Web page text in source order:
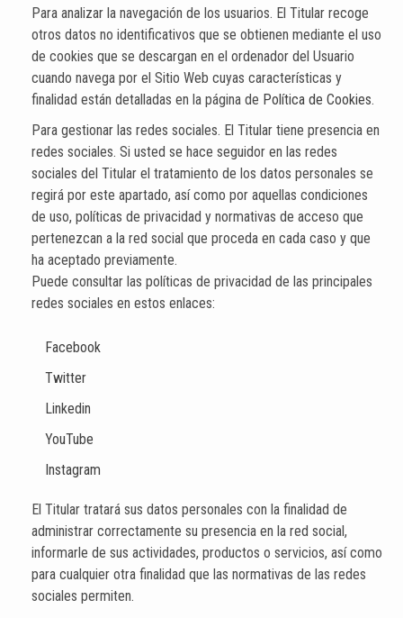
Para analizar la navegación de los usuarios. El Titular recoge
otros datos no identificativos que se obtienen mediante el uso
de cookies que se descargan en el ordenador del Usuario
cuando navega por el Sitio Web cuyas características y
finalidad están detalladas en la página de Política de Cookies.
Para gestionar las redes sociales. El Titular tiene presencia en
redes sociales. Si usted se hace seguidor en las redes
sociales del Titular el tratamiento de los datos personales se
regirá por este apartado, así como por aquellas condiciones
de uso, políticas de privacidad y normativas de acceso que
pertenezcan a la red social que proceda en cada caso y que
ha aceptado previamente.
Puede consultar las políticas de privacidad de las principales
redes sociales en estos enlaces:
Facebook
Twitter
Linkedin
YouTube
Instagram
El Titular tratará sus datos personales con la finalidad de
administrar correctamente su presencia en la red social,
informarle de sus actividades, productos o servicios, así como
para cualquier otra finalidad que las normativas de las redes
sociales permiten.